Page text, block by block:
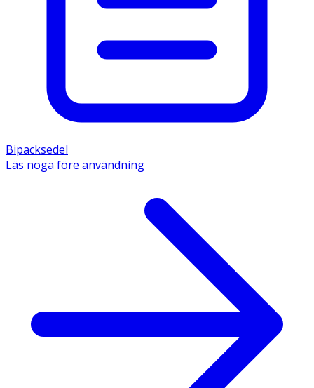
Bipacksedel
Läs noga före användning